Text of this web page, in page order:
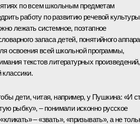
по всем школьным предметам
работу по развитию речевой
лежать системное, поэтапное
запаса детей, понятийного
освоения всей школьной программы,
текстов литературных произведений,
дети, читая, например, у Пушкина: «И
рыбку», – понимали исконно русское
– «звать», «призывать», а не